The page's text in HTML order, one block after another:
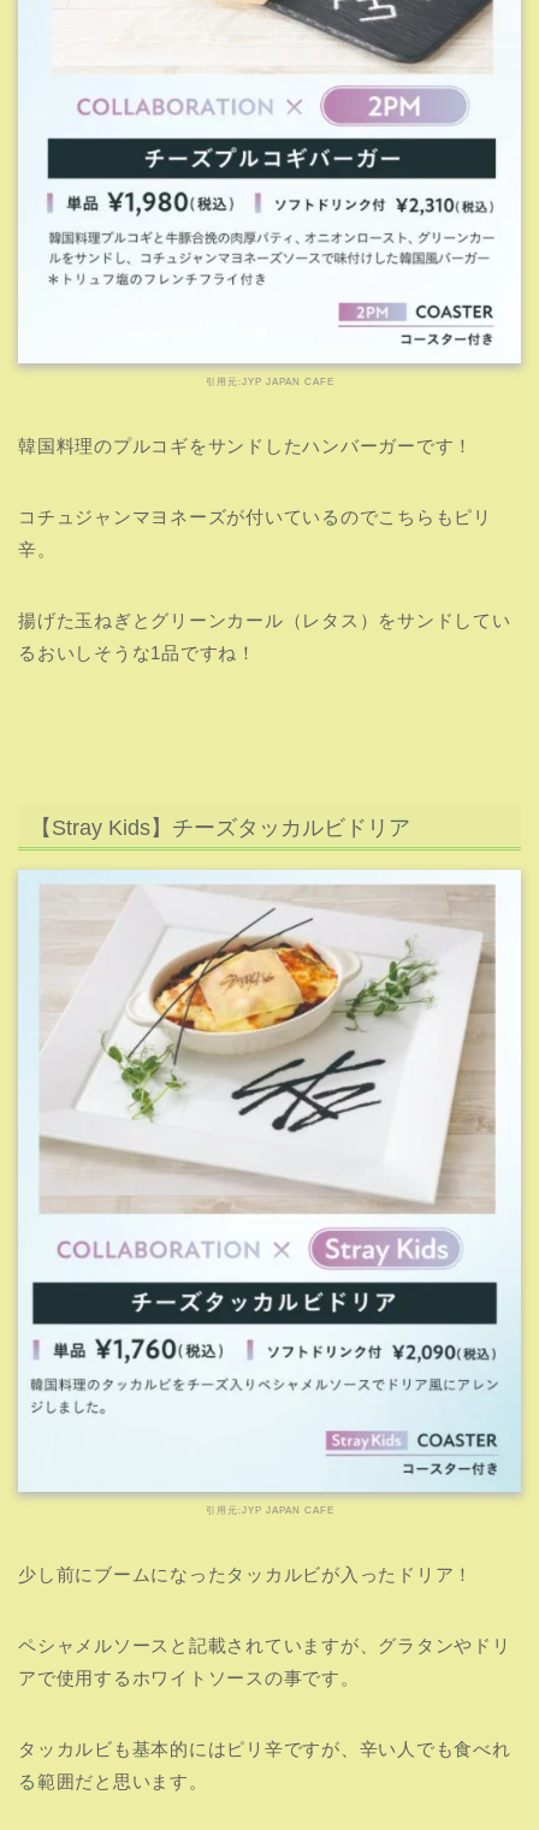
揚げた玉ねぎとグリーンカール（レタス）をサンドしてい
【Stray Kids】チーズタッカルビドリア
引用元:JYP JAPAN CAFE
少し前にブームになったタッカルビが入ったドリア！
ペシャメルソースと記載されていますが、グラタンやドリ
アで使用するホワイトソースの事です。
タッカルビも基本的にはピリ辛ですが、辛い人でも食べれ
る範囲だと思います。
【TWICE】ラブリースイーツスタンド